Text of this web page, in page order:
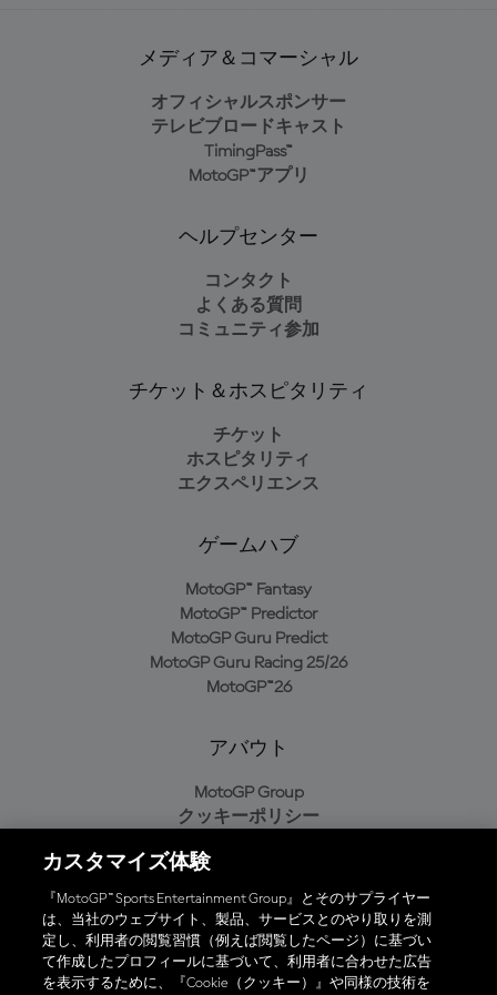
メディア＆コマーシャル
オフィシャルスポンサー
テレビブロードキャスト
TimingPass™
MotoGP™アプリ
ヘルプセンター
コンタクト
よくある質問
コミュニティ参加
チケット＆ホスピタリティ
チケット
ホスピタリティ
エクスペリエンス
ゲームハブ
MotoGP™ Fantasy
MotoGP™ Predictor
MotoGP Guru Predict
MotoGP Guru Racing 25/26
MotoGP™26
アバウト
MotoGP Group
クッキーポリシー
プライバシーポリシー
購入ポリシー
オフィシャルアプリ
カスタマイズ体験
『MotoGP™ Sports Entertainment Group』とそのサプライヤー
は、当社のウェブサイト、製品、サービスとのやり取りを測
定し、利用者の閲覧習慣（例えば閲覧したページ）に基づい
て作成したプロフィールに基づいて、利用者に合わせた広告
を表示するために、『Cookie（クッキー）』や同様の技術を